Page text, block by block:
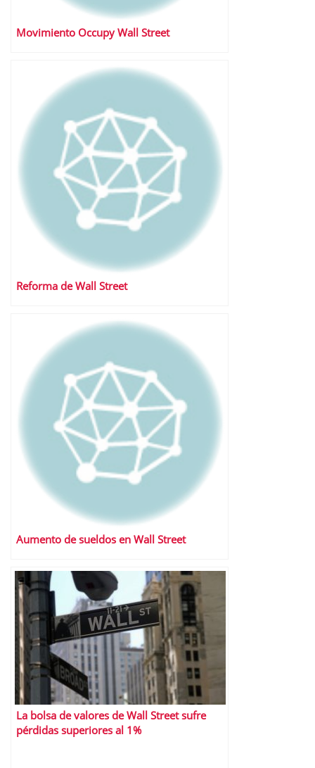
Movimiento Occupy Wall Street
Reforma de Wall Street
Aumento de sueldos en Wall Street
La bolsa de valores de Wall Street sufre
pérdidas superiores al 1%